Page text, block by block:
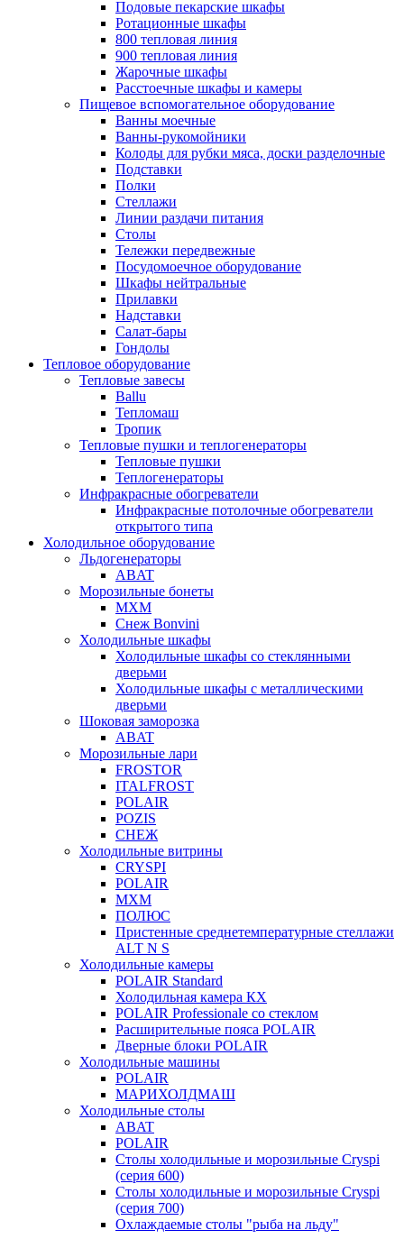
Подовые пекарские шкафы
Ротационные шкафы
800 тепловая линия
900 тепловая линия
Жарочные шкафы
Расстоечные шкафы и камеры
Пищевое вспомогательное оборудование
Ванны моечные
Ванны-рукомойники
Колоды для рубки мяса, доски разделочные
Подставки
Полки
Стеллажи
Линии раздачи питания
Столы
Тележки передвежные
Посудомоечное оборудование
Шкафы нейтральные
Прилавки
Надставки
Салат-бары
Гондолы
Тепловое оборудование
Тепловые завесы
Ballu
Тепломаш
Тропик
Тепловые пушки и теплогенераторы
Тепловые пушки
Теплогенераторы
Инфракрасные обогреватели
Инфракрасные потолочные обогреватели
открытого типа
Холодильное оборудование
Льдогенераторы
ABAT
Морозильные бонеты
МХМ
Снеж Bonvini
Холодильные шкафы
Холодильные шкафы cо стеклянными
дверьми
Холодильные шкафы с металлическими
дверьми
Шоковая заморозка
ABAT
Морозильные лари
FROSTOR
ITALFROST
POLAIR
POZIS
СНЕЖ
Холодильные витрины
CRYSPI
POLAIR
МХМ
ПОЛЮС
Пристенные среднетемпературные стеллажи
ALT N S
Холодильные камеры
POLAIR Standard
Холодильная камера КХ
POLAIR Professionale со стеклом
Расширительные пояса POLAIR
Дверные блоки POLAIR
Холодильные машины
POLAIR
МАРИХОЛДМАШ
Холодильные столы
ABAT
POLAIR
Столы холодильные и морозильные Cryspi
(серия 600)
Столы холодильные и морозильные Cryspi
(серия 700)
Охлаждаемые столы "рыба на льду"